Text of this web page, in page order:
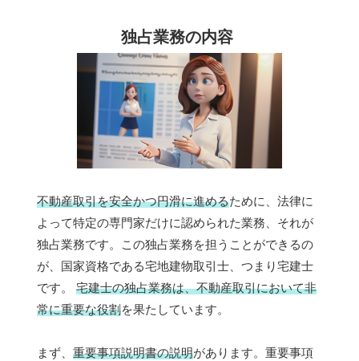
独占業務の内容
不動産取引を安全かつ円滑に進めるために、法律に
よって特定の専門家だけに認められた業務、それが
独占業務です。この独占業務を担うことができるの
が、国家資格である宅地建物取引士、つまり宅建士
です。 宅建士の独占業務は、不動産取引において非
常に重要な役割を果たしています。
まず、 重要事項説明書の説明があります。重要事項